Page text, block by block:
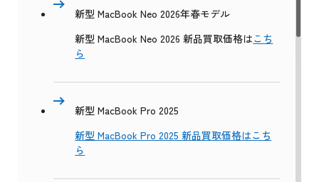
新型 MacBook Neo 2026年春モデル
新型 MacBook Neo 2026 新品買取価格はこち
ら
新型 MacBook Pro 2025
新型 MacBook Pro 2025 新品買取価格はこち
ら